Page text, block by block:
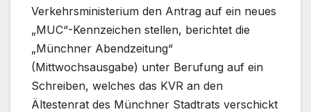
Verkehrsministerium den Antrag auf ein neues
„MUC“-Kennzeichen stellen, berichtet die
„Münchner Abendzeitung“
(Mittwochsausgabe) unter Berufung auf ein
Schreiben, welches das KVR an den
Ältestenrat des Münchner Stadtrats verschickt